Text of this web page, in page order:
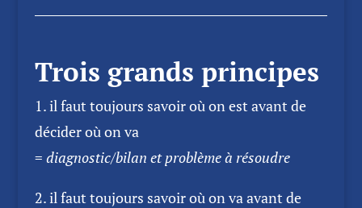
Trois grands principes
1. il faut toujours savoir où on est avant de
décider où on va
= diagnostic/bilan et problème à résoudre
2. il faut toujours savoir où on va avant de